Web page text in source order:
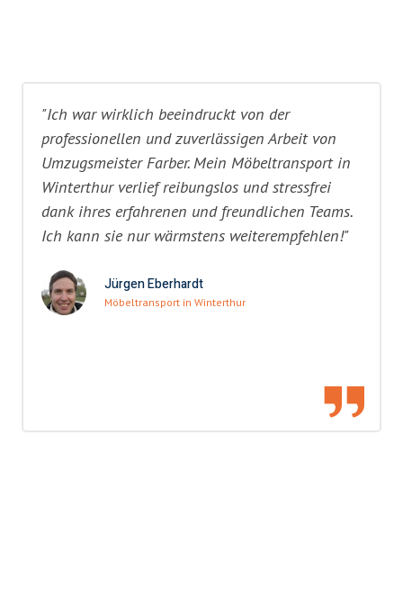
"Ich war wirklich beeindruckt von der
professionellen und zuverlässigen Arbeit von
Umzugsmeister Farber. Mein Möbeltransport in
Winterthur verlief reibungslos und stressfrei
dank ihres erfahrenen und freundlichen Teams.
Ich kann sie nur wärmstens weiterempfehlen!"
Jürgen Eberhardt
Möbeltransport in Winterthur